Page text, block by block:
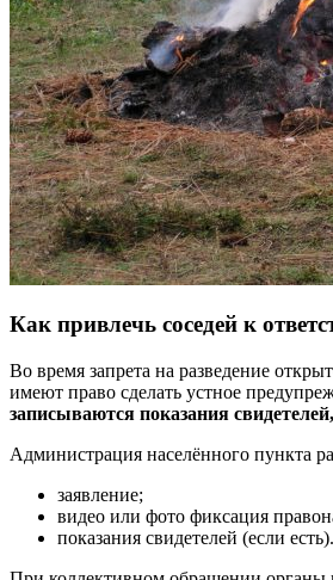
Как привлечь соседей к
Во время запрета на разведение
имеют право сделать устное
записываются показания
Администрация населённого пункта
заявление;
видео или фото фиксация
показания свидетелей (если есть).